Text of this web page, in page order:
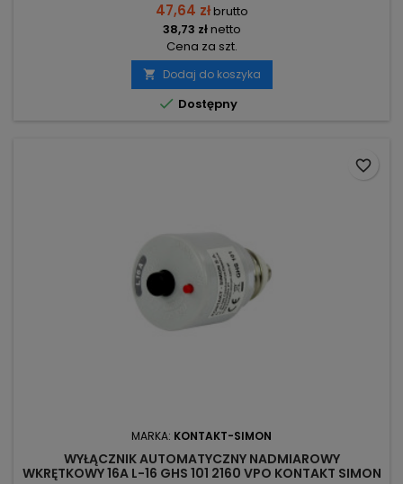
47,64 złbrutto
38,73 złnetto
Cena za szt.
 Dodaj do koszyka
 Dostępny
MARKA: KONTAKT-SIMON
WYŁĄCZNIK AUTOMATYCZNY NADMIAROWY
WKRĘTKOWY 16A L-16 GHS 101 2160 VPO KONTAKT SIMON
favorite_border